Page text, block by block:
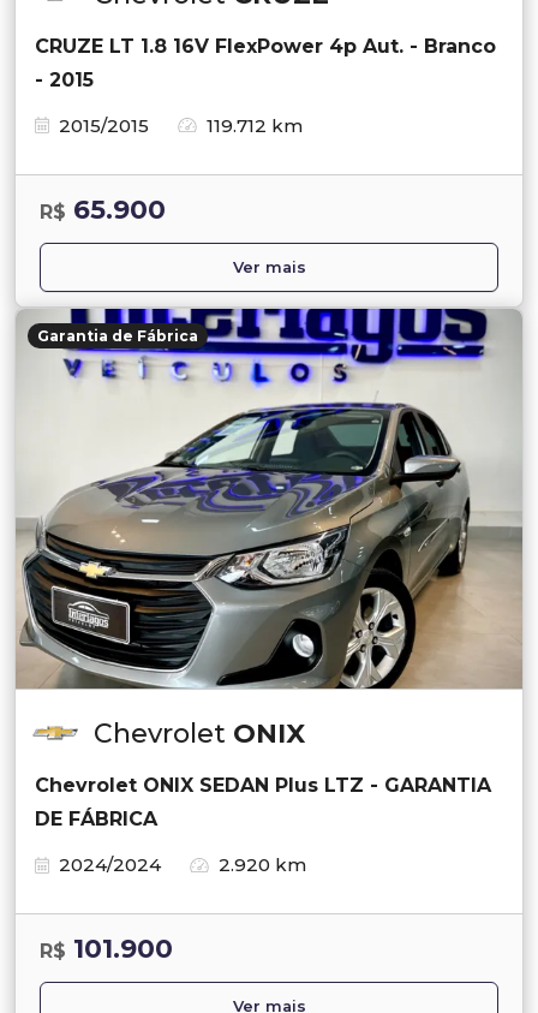
CRUZE LT 1.8 16V FlexPower 4p Aut. - Branco
- 2015
2015/2015
119.712 km
R$ 65.900
Ver mais
Garantia de Fábrica
Chevrolet ONIX
Chevrolet ONIX SEDAN Plus LTZ - GARANTIA
DE FÁBRICA
2024/2024
2.920 km
R$ 101.900
Ver mais